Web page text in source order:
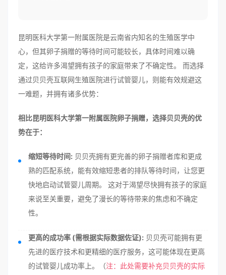
昆明医科大学第一附属医院是云南省内知名的生殖医学中
心，但其卵子捐赠的等待时间可能较长，具体时间难以确
定，这给许多渴望拥有孩子的家庭带来了不确定性。 而选择
通过贝贝壳互联网生殖医院进行试管婴儿，则能有效规避这
一难题，并拥有诸多优势：
相比昆明医科大学第一附属医院卵子捐赠，选择贝贝壳的优
势在于：
缩短等待时间: 贝贝壳拥有更完善的卵子捐赠者库和更成
熟的匹配系统，能有效缩短患者的排队等待时间，让您更
快地启动试管婴儿周期。 这对于渴望尽快拥有孩子的家庭
来说至关重要，避免了漫长的等待带来的焦虑和不确定
性。
更高的成功率 (需根据实际数据佐证): 贝贝壳可能拥有更
先进的医疗技术和更精细的医疗服务，这可能体现在更高
的试管婴儿成功率上。（注：此处需要补充贝贝壳的实际